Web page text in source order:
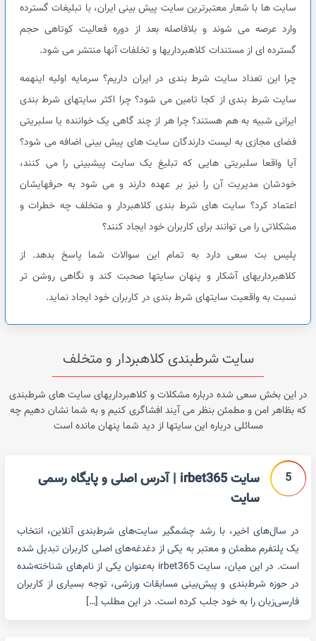
سایت ها با شعار معتبرترین سایت پیش بینی ایران، با تبلیغات گسترده
وارد عرصه می شوند و بلافاصله بعد از دوره فعالیت کوتاهی حجم
گسترده ای از مستندات کلاهبرداریها و تخلفات آنها منتشر می شود.
چرا این تعداد سایت شرط بندی در ایران داریم؟ سرمایه اولیه اینهمه
سایت شرط بندی از کجا تامین می شود؟ چرا اکثر سایتهای شرط بندی
ایرانی شبیه به هم هستند؟ چرا هر از چند گاهی یک خواننده یا سلبریتی
فضای مجازی به لیست دارندگان سایت های پیش بینی اضافه می شود؟
آیا واقعا سلبریتی هایی که تبلیغ یک سایت پیشبینی را می کنند،
خودشان مدیریت آن را نیز بر عهده دارند و می شود به حرفهایشان
اعتماد کرد؟ سایت های شرط بندی کلاهبردار و متخلف چه خطرات و
مشکلاتی را می توانند برای کاربران خود ایجاد کنند؟
پلیس بت سعی دارد به تمام این سوالات شما پاسخ بدهد. از
کلاهبرداریهای آشکار و پنهان سایتها صحبت کند و نگاهی روشن تر
نسبت به واقعیت سایتهای شرط بندی در کاربران خود ایجاد نماید.
سایت شرطبندی کلاهبردار و متخلف
در این بخش سعی شده درباره مشکلات و کلاهبرداریهای سایت های شرطبندی
که بظاهر امن و مطمئن بنظر می آیند افشاگری کنیم و به شما نشان دهیم چه
مسائلی درباره این سایتها از دید شما پنهان مانده است
5
سایت irbet365 | آدرس اصلی و پایگاه رسمی
سایت
در سال‌های اخیر، با رشد چشمگیر سایت‌های شرط‌بندی آنلاین، انتخاب
یک پلتفرم مطمئن و معتبر به یکی از دغدغه‌های اصلی کاربران تبدیل شده
است. در این میان، سایت irbet365 به‌عنوان یکی از نام‌های شناخته‌شده
در حوزه شرط‌بندی و پیش‌بینی مسابقات ورزشی، توجه بسیاری از کاربران
فارسی‌زبان را به خود جلب کرده است. در این مطلب […]